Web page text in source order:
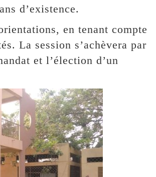
d’existence.
en tenant compte
La session s’achèvera par
et l’élection d’un